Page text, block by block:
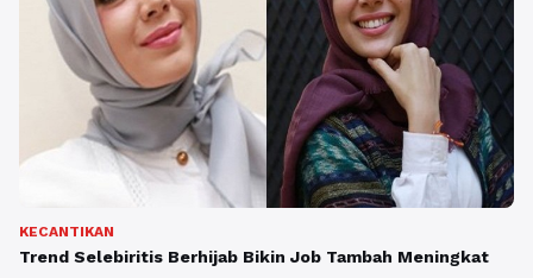
KECANTIKAN
Trend Selebiritis Berhijab Bikin Job Tambah Meningkat